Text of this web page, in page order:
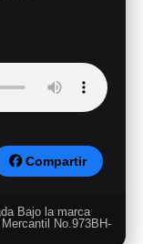
Compartir
Bajo la marca
No.973BH-